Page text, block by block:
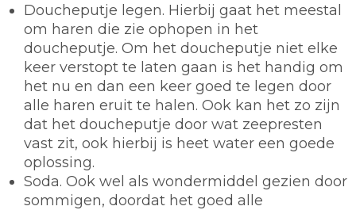
Doucheputje legen. Hierbij gaat het meestal
om haren die zie ophopen in het
doucheputje. Om het doucheputje niet elke
keer verstopt te laten gaan is het handig om
het nu en dan een keer goed te legen door
alle haren eruit te halen. Ook kan het zo zijn
dat het doucheputje door wat zeepresten
vast zit, ook hierbij is heet water een goede
oplossing.
Soda. Ook wel als wondermiddel gezien door
sommigen, doordat het goed alle